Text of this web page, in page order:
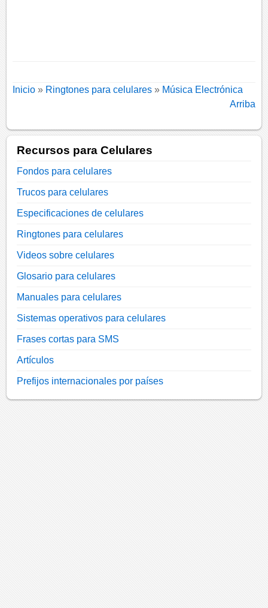
Inicio » Ringtones para celulares » Música Electrónica
Arriba
Recursos para Celulares
Fondos para celulares
Trucos para celulares
Especificaciones de celulares
Ringtones para celulares
Videos sobre celulares
Glosario para celulares
Manuales para celulares
Sistemas operativos para celulares
Frases cortas para SMS
Artículos
Prefijos internacionales por países